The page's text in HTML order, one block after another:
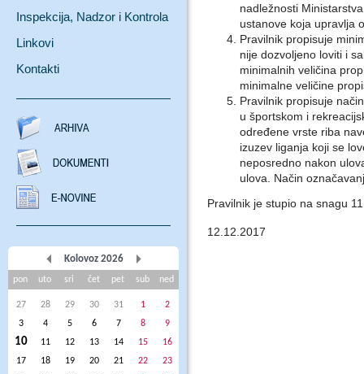
Inspekcija, Nadzor i Kontrola
Linkovi
Kontakti
Kolovoz 2026
pon uto sri čet pet sub ned
27 28 29 30 31 1
2
3
4 5 6 7 8 9
10 11 12 13 14 15
16
17
18 19 20 21 22
23
nadležnosti
ustanove koja upravlja
Pravilnik propisuje
nije dozvoljeno loviti i
minimalnih veličina
minimalne veličine
Pravilnik propisuje
u športskom i
određene vrste riba
izuzev liganja koji se
neposredno nakon
ulova. Način
Pravilnik je stupio na snagu
12.12.2017